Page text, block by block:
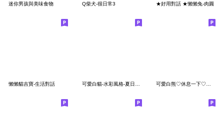
迷你男孩與美味食物 Q柴犬-很日常3 ★好用對話 ★懶懶兔-肉圓
懶懶貓吉寶-生活對話